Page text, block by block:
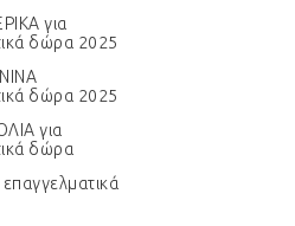
για
δώρα 2025
δώρα 2025
για
δώρα